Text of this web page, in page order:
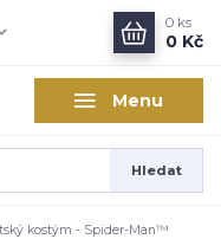
Menu
Hledat
0 ks
0 Kč
kostým - Spider-Man™